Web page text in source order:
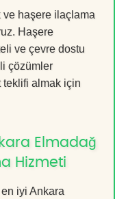
haşere ilaçlama
Haşere
ve çevre dostu
çözümler
teklifi almak için
Elmadağ
Hizmeti
iyi Ankara